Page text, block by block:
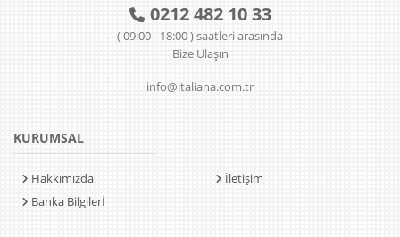
0212 482 10 33
( 09:00 - 18:00 ) saatleri arasında
Bize Ulaşın
info@italiana.com.tr
KURUMSAL
Hakkımızda
Banka Bilgilerİ
İletişim